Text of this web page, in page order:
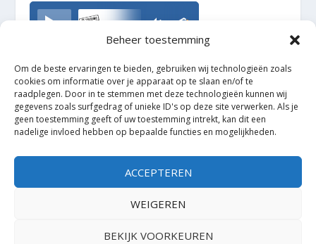
Beheer toestemming
Om de beste ervaringen te bieden, gebruiken wij technologieën zoals
cookies om informatie over je apparaat op te slaan en/of te
raadplegen. Door in te stemmen met deze technologieën kunnen wij
gegevens zoals surfgedrag of unieke ID's op deze site verwerken. Als je
geen toestemming geeft of uw toestemming intrekt, kan dit een
nadelige invloed hebben op bepaalde functies en mogelijkheden.
ACCEPTEREN
WEIGEREN
BEKIJK VOORKEUREN
TrudoFM
| Mogelijk gemaakt door